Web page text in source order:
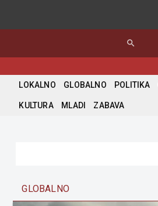
search
LOKALNO GLOBALNO POLITIKA
KULTURA MLADI ZABAVA
GLOBALNO